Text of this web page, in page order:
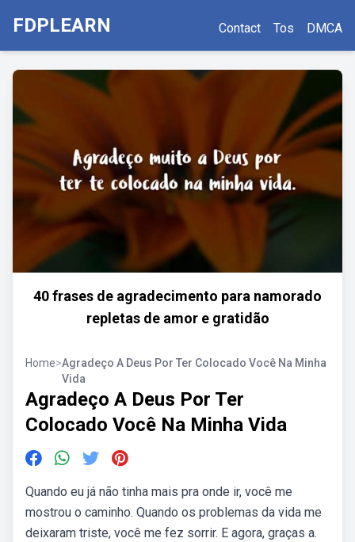
FDPLEARN Contact Tos DMCA
40 frases de agradecimento para namorado
repletas de amor e gratidão
Home>Agradeço A Deus Por Ter Colocado Você Na Minha
Vida
Agradeço A Deus Por Ter
Colocado Você Na Minha Vida
Quando eu já não tinha mais pra onde ir, você me
mostrou o caminho. Quando os problemas da vida me
deixaram triste, você me fez sorrir. E agora, graças a.